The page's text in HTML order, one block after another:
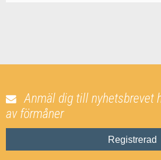
Anmäl dig till nyhetsbrevet
av förmåner
Registrerad